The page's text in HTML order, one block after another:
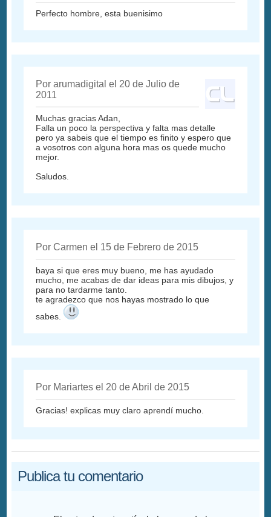
Perfecto hombre, esta buenisimo
Por arumadigital el 20 de Julio de
2011
Muchas gracias Adan,
Falla un poco la perspectiva y falta mas detalle
pero ya sabeis que el tiempo es finito y espero que
a vosotros con alguna hora mas os quede mucho
mejor.
Saludos.
Por Carmen el 15 de Febrero de 2015
baya si que eres muy bueno, me has ayudado
mucho, me acabas de dar ideas para mis dibujos, y
para no tardarme tanto.
te agradezco que nos hayas mostrado lo que
sabes.
Por Mariartes el 20 de Abril de 2015
Gracias! explicas muy claro aprendí mucho.
Publica tu comentario